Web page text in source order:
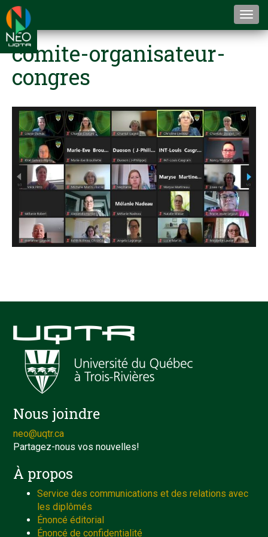
comite-organisateur-
congres
Nous joindre
neo@uqtr.ca
Partagez-nous vos nouvelles!
À propos
Service des communications et des relations avec
les diplômés
Énoncé éditorial
Énoncé de confidentialité